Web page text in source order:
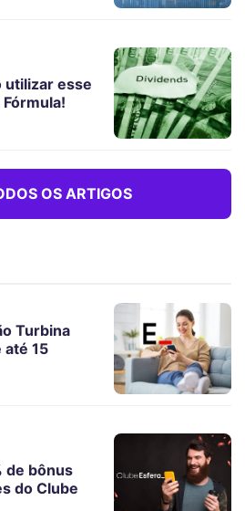
utilizar esse
OS ARTIGOS
Turbina
até 15
de bônus
do Clube